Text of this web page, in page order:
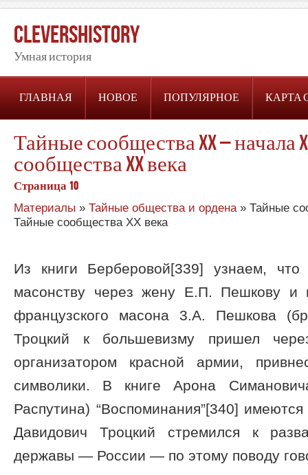
CleversHistory
Умная история
ГЛАВНАЯ НОВОЕ ПОПУЛЯРНОЕ КАРТА
Тайные сообщества XX – начала
сообщества XX века
Страница 10
Материалы » Тайные общества и ордена» Тайные
Тайные сообщества XX века
Из книги Берберовой[339] узнаем,
масонству через жену Е.П. Пешкову и
французского масона 3.А. Пешкова
Троцкий к большевизму пришел
организатором красной армии,
символики. В книге Арона
Распутина) “Воспоминания”[340]
Давидович Троцкий стремился к
державы — России — по этому поводу